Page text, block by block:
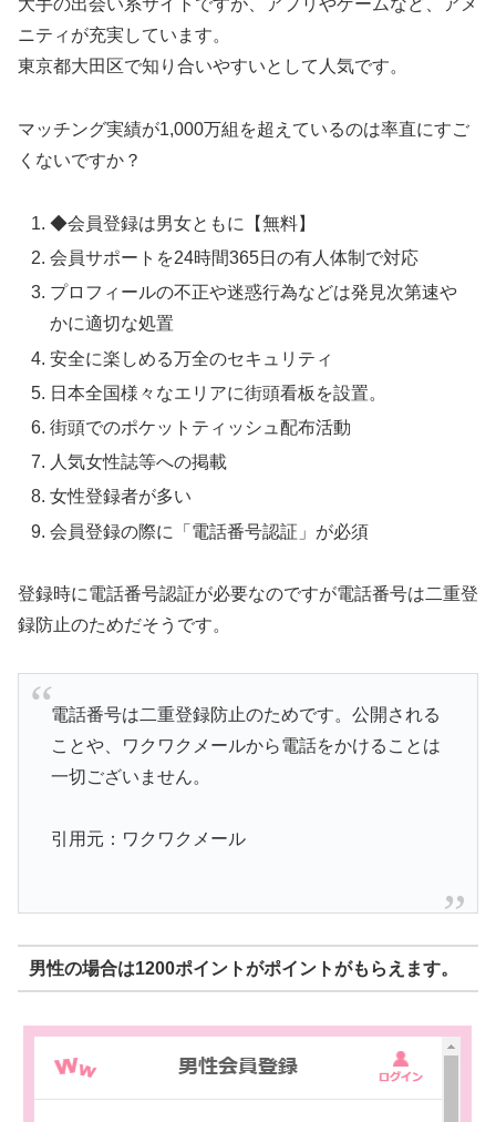
大手の出会い系サイトですが、アプリやゲームなど、アメ
ニティが充実しています。
東京都大田区で知り合いやすいとして人気です。
マッチング実績が1,000万組を超えているのは率直にすご
くないですか？
◆会員登録は男女ともに【無料】
会員サポートを24時間365日の有人体制で対応
プロフィールの不正や迷惑行為などは発見次第速や
かに適切な処置
安全に楽しめる万全のセキュリティ
日本全国様々なエリアに街頭看板を設置。
街頭でのポケットティッシュ配布活動
人気女性誌等への掲載
女性登録者が多い
会員登録の際に「電話番号認証」が必須
登録時に電話番号認証が必要なのですが電話番号は二重登
録防止のためだそうです。
電話番号は二重登録防止のためです。公開される
ことや、ワクワクメールから電話をかけることは
一切ございません。
引用元：ワクワクメール
男性の場合は1200ポイントがポイントがもらえます。